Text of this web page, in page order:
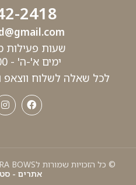
2418
שעות פעילות
ימים א'-ה' - 21:00- 09:00
לכל שאלה לשלוח
© כל הזכויות שמורות לTAMARA BOWS |
אתרים -